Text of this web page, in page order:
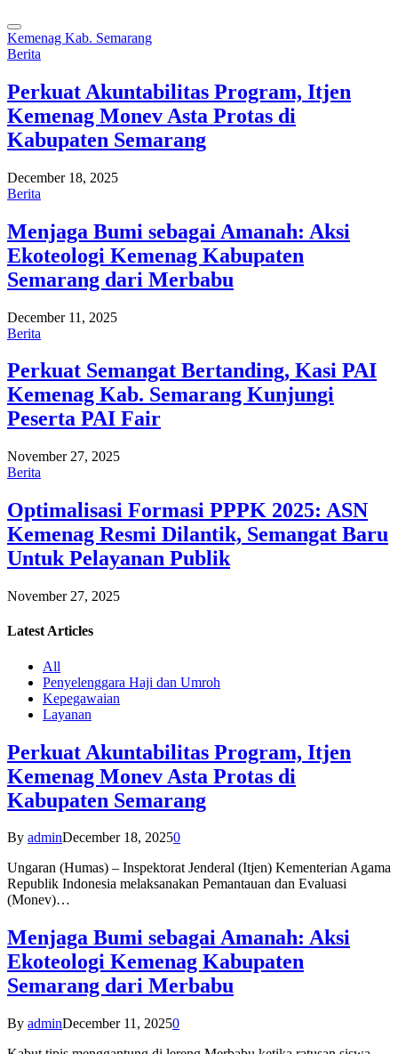
Kemenag Kab. Semarang
Berita
Perkuat Akuntabilitas Program, Itjen
Kemenag Monev Asta Protas di
Kabupaten Semarang
December 18, 2025
Berita
Menjaga Bumi sebagai Amanah: Aksi
Ekoteologi Kemenag Kabupaten
Semarang dari Merbabu
December 11, 2025
Berita
Perkuat Semangat Bertanding, Kasi PAI
Kemenag Kab. Semarang Kunjungi
Peserta PAI Fair
November 27, 2025
Berita
Optimalisasi Formasi PPPK 2025: ASN
Kemenag Resmi Dilantik, Semangat Baru
Untuk Pelayanan Publik
November 27, 2025
Latest Articles
All
Penyelenggara Haji dan Umroh
Kepegawaian
Layanan
Perkuat Akuntabilitas Program, Itjen
Kemenag Monev Asta Protas di
Kabupaten Semarang
By adminDecember 18, 20250
Ungaran (Humas) – Inspektorat Jenderal (Itjen) Kementerian Agama
Republik Indonesia melaksanakan Pemantauan dan Evaluasi
(Monev)…
Menjaga Bumi sebagai Amanah: Aksi
Ekoteologi Kemenag Kabupaten
Semarang dari Merbabu
By adminDecember 11, 20250